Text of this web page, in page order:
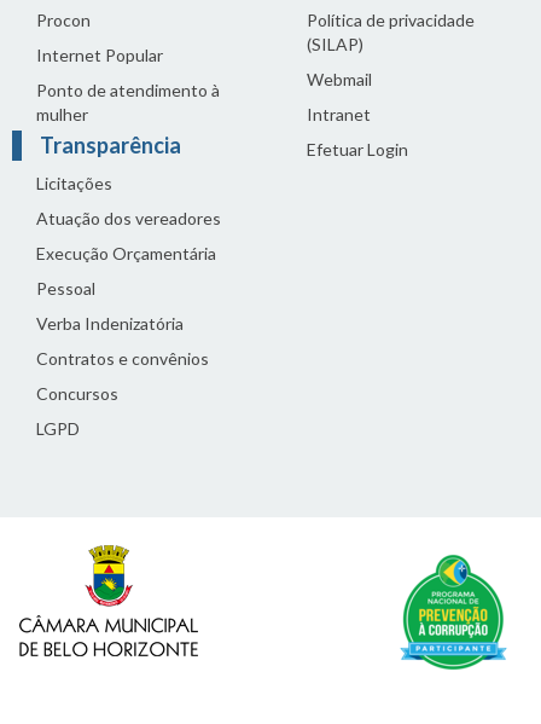
Procon
Internet Popular
Ponto de atendimento à
mulher
Transparência
Licitações
Atuação dos vereadores
Execução Orçamentária
Pessoal
Verba Indenizatória
Contratos e convênios
Concursos
LGPD
Política de privacidade
(SILAP)
Webmail
Intranet
Efetuar Login